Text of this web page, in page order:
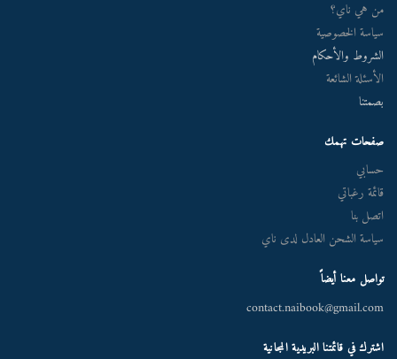
من هي ناي؟
سياسة الخصوصية
الشروط والأحكام
الأسئلة الشائعة
بصمتنا
صفحات تهمك
حسابي
قائمة رغباتي
اتصل بنا
سياسة الشحن العادل لدى ناي
تواصل معنا أيضاً
contact.naibook@gmail.com
اشترك في قائمتنا البريدية المجانية